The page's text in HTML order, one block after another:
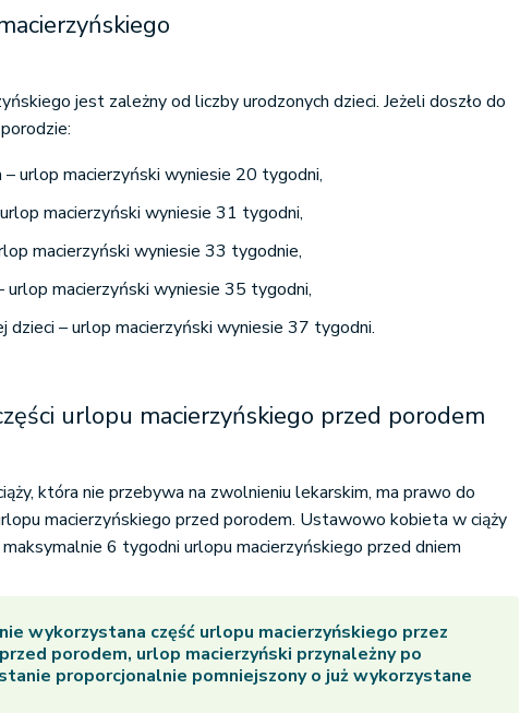
jest zależny od liczby urodzonych dzieci. Jeżeli doszło do
– urlop macierzyński wyniesie 20 tygodni,
macierzyński wyniesie 31 tygodni,
macierzyński wyniesie 33 tygodnie,
urlop macierzyński wyniesie 35 tygodni,
dzieci – urlop macierzyński wyniesie 37 tygodni.
urlopu macierzyńskiego przed porodem
która nie przebywa na zwolnieniu lekarskim, ma prawo do
macierzyńskiego przed porodem. Ustawowo kobieta w ciąży
6 tygodni urlopu macierzyńskiego przed dniem
wykorzystana część urlopu macierzyńskiego przez
porodem, urlop macierzyński przynależny po
proporcjonalnie pomniejszony o już wykorzystane